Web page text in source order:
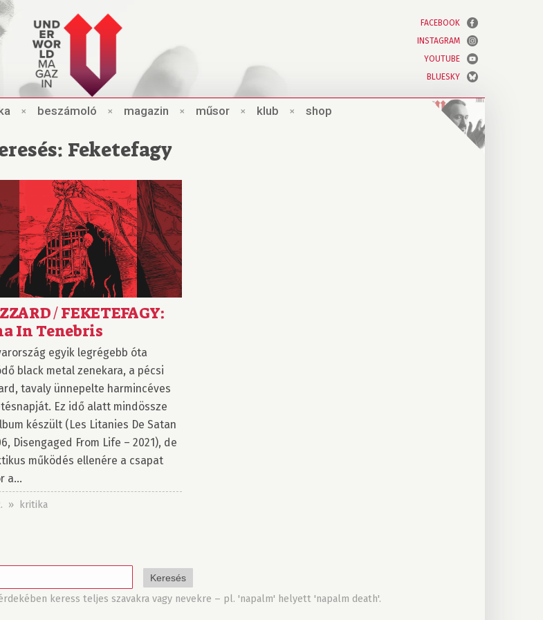
FACEBOOK
INSTAGRAM
YOUTUBE
BLUESKY
a × beszámoló × magazin × műsor × klub × shop
Feketefagy
/ FEKETEFAGY:
In Tenebris
egyik legrégebb óta
black metal zenekara, a pécsi
tavaly ünnepelte harmincéves
Ez idő alatt mindössze
készült (Les Litanies De Satan
Disengaged From Life – 2021), de
működés ellenére a csapat
a...
» kritika
keress teljes szavakra vagy nevekre – pl. 'napalm' helyett 'napalm death'.